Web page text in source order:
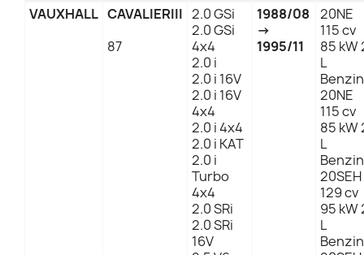
VAUXHALL CAVALIERIII
87
2.0 GSi
2.0 GSi
4x4
2.0 i
2.0 i 16V
2.0 i 16V
4x4
2.0 i 4x4
2.0 i KAT
2.0 i
Turbo
4x4
2.0 SRi
2.0 SRi
16V
1988/08
→
1995/11
20NE
115 cv
85 kW
L
20NE
115 cv
85 kW
L
20SEH
129 cv
95 kW
L